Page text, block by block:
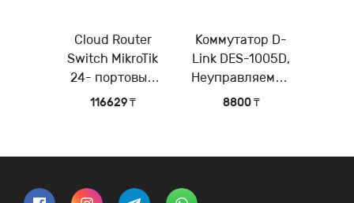
Cloud Router
Switch MikroTik
24- портовый
управляемый
116629 ₸
Коммутатор D-
Link DES-1005D,
Неуправляемый
коммутатор с 5
8800 ₸